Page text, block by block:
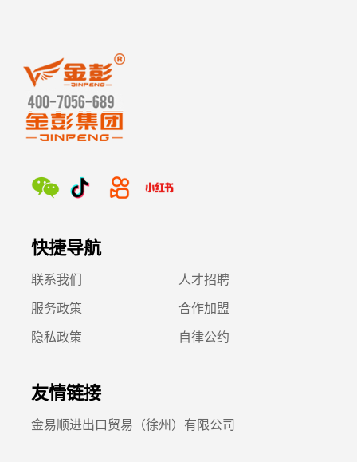
快捷导航
联系我们 人才招聘
服务政策 合作加盟
隐私政策 自律公约
友情链接
金易顺进出口贸易（徐州）有限公司